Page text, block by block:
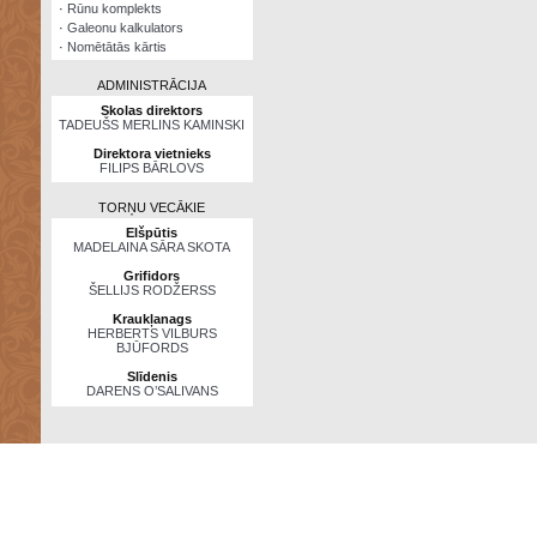
· Rūnu komplekts
· Galeonu kalkulators
· Nomētātās kārtis
ADMINISTRĀCIJA
Skolas direktors
TADEUŠS MERLINS KAMINSKI
Direktora vietnieks
FILIPS BĀRLOVS
TORŅU VECĀKIE
Elšpūtis
MADELAINA SĀRA SKOTA
Grifidors
ŠELLIJS RODŽERSS
Kraukļanags
HERBERTS VILBURS
BJŪFORDS
Slīdenis
DARENS O’SALIVANS